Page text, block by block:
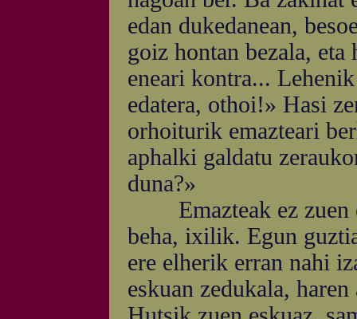
edan dukedanean,
goiz hontan bezala,
eneari kontra...
edatera, othoi!» Hasi
orhoiturik emazteari
aphalki galdatu
duna?»
Emazteak ez zuen
beha, ixilik. Egun
ere elherik erran nahi
eskuan zedukala,